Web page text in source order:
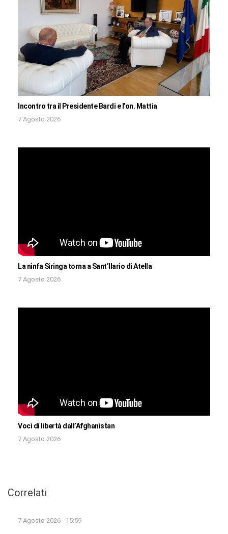
Incontro tra il Presidente Bardi e l’on. Mattia
7 Agosto 2026
La ninfa Siringa torna a Sant’Ilario di Atella
7 Agosto 2026
Voci di libertà dall’Afghanistan
7 Agosto 2026
Correlati
7 Agosto 2026 - 15:59